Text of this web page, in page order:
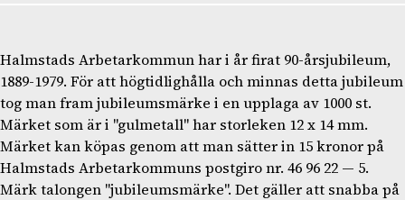
Halmstads Arbetarkommun har i år firat 90-årsjubileum,
1889-1979. För att högtidlighålla och minnas detta jubileum
tog man fram jubileumsmärke i en upplaga av 1000 st.
Märket som är i "gulmetall" har storleken 12 x 14 mm.
Märket kan köpas genom att man sätter in 15 kronor på
Halmstads Arbetarkommuns postgiro nr. 46 96 22 — 5.
Märk talongen "jubileumsmärke". Det gäller att snabba på